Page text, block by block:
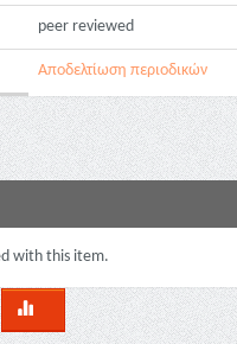
peer reviewed
Αποδελτίωση περιοδικών
with this item.